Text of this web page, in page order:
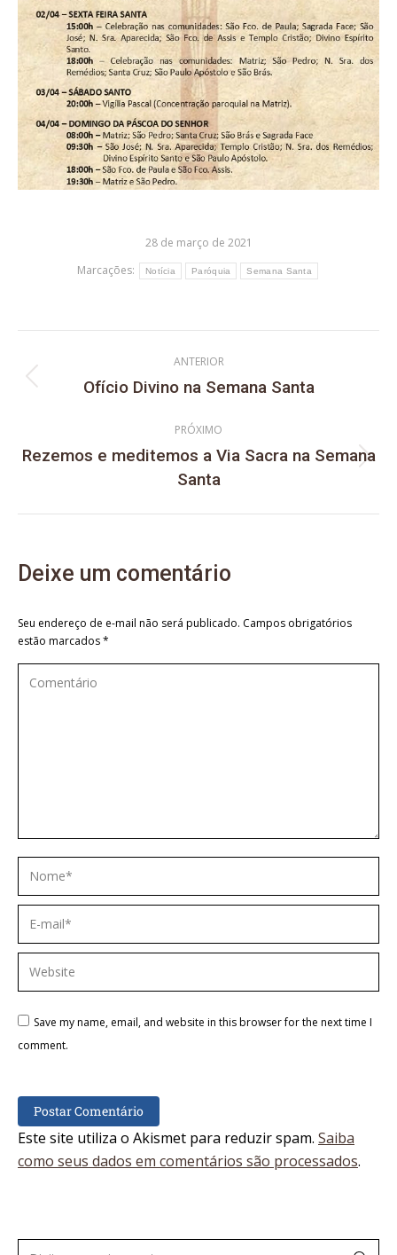
28 de março de 2021
Marcações:
Notícia Paróquia Semana Santa
ANTERIOR
Ofício Divino na Semana Santa
PRÓXIMO
Rezemos e meditemos a Via Sacra na Semana
Santa
Deixe um comentário
Seu endereço de e-mail não será publicado. Campos obrigatórios
estão marcados*
Comentário
Nome *
E-mail *
Website
Save my name, email, and website in this browser for the next time I
comment.
Postar Comentário
Este site utiliza o Akismet para reduzir spam. Saiba
como seus dados em comentários são processados.